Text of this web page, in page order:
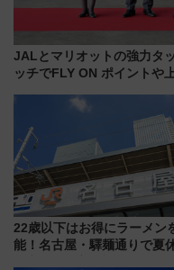
JALとマリオットの強力タ
ッチでFLY ON ポイントや
22歳以下はお得にラーメン
能！名古屋・驛麺通りで夏